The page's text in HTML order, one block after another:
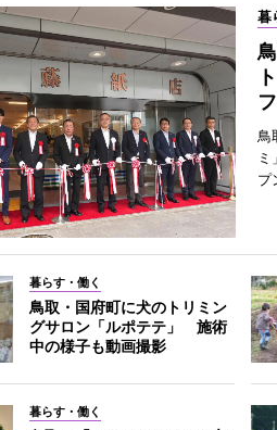
暮
鳥
プ
暮らす・働く
鳥取・国府町に犬のトリミン
グサロン「ルポテテ」 施術
中の様子も動画撮影
暮らす・働く